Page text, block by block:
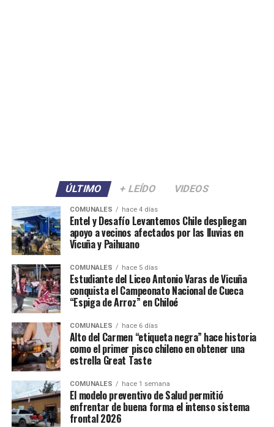
ÚLTIMO + LEÍDO VIDEOS
COMUNALES hace 4 días
Entel y Desafío Levantemos Chile despliegan
apoyo a vecinos afectados por las lluvias en
Vicuña y Paihuano
COMUNALES hace 5 días
Estudiante del Liceo Antonio Varas de Vicuña
conquista el Campeonato Nacional de Cueca
“Espiga de Arroz” en Chiloé
COMUNALES hace 6 días
Alto del Carmen “etiqueta negra” hace historia
como el primer pisco chileno en obtener una
estrella Great Taste
COMUNALES hace 1 semana
El modelo preventivo de Salud permitió
enfrentar de buena forma el intenso sistema
frontal 2026